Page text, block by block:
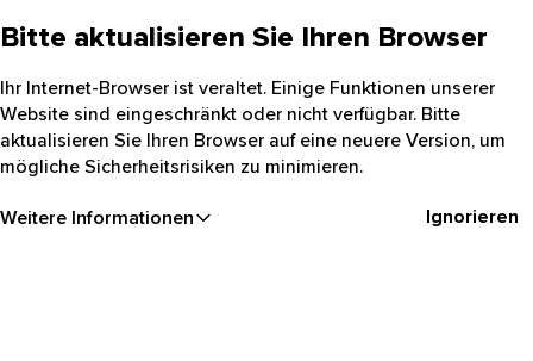
Bitte aktualisieren Sie Ihren Browser
Ihr Internet-Browser ist veraltet. Einige Funktionen unserer
Website sind eingeschränkt oder nicht verfügbar. Bitte
aktualisieren Sie Ihren Browser auf eine neuere Version, um
mögliche Sicherheitsrisiken zu minimieren.
Weitere Informationen Ignorieren